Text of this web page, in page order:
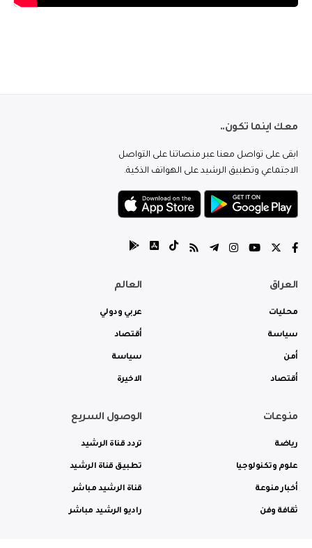
معك اينما تكون..
ابقى على تواصل معنا عبر منصاتنا على التواصل
الاجتماعي وتطبيق الرشيد على الهواتف الذكية.
العراق
محليات
سياسة
أمن
أقتصاد
العالم
عربي ودولي
أقتصاد
سياسة
الاخيرة
منوعات
رياضة
علوم وتكنولوجيا
أخبار منوعة
ثقافة وفن
الوصول السريع
تردد قناة الرشيد
تطبيق قناة الرشيد
قناة الرشيد مباشر
راديو الرشيد مباشر